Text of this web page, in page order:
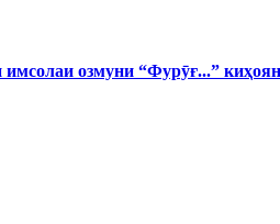
озмуни “Фурӯғ...”